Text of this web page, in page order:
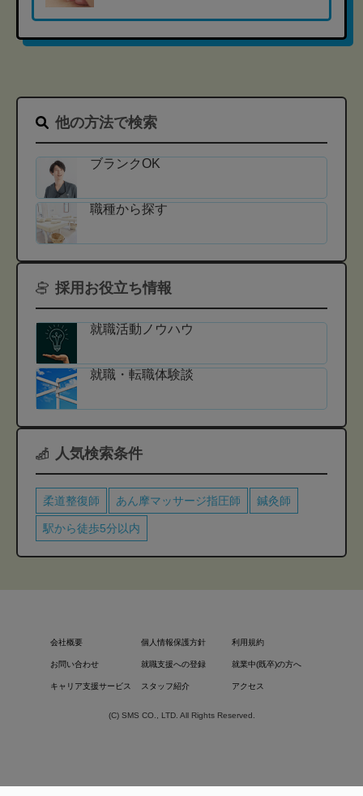
他の方法で検索
ブランクOK
職種から探す
採用お役立ち情報
就職活動ノウハウ
就職・転職体験談
人気検索条件
柔道整復師 あん摩マッサージ指圧師 鍼灸師
駅から徒歩5分以内
会社概要 個人情報保護方針 利用規約
お問い合わせ 就職支援への登録 就業中(既卒)の方へ
キャリア支援サービス スタッフ紹介 アクセス
(C) SMS CO., LTD. All Rights Reserved.